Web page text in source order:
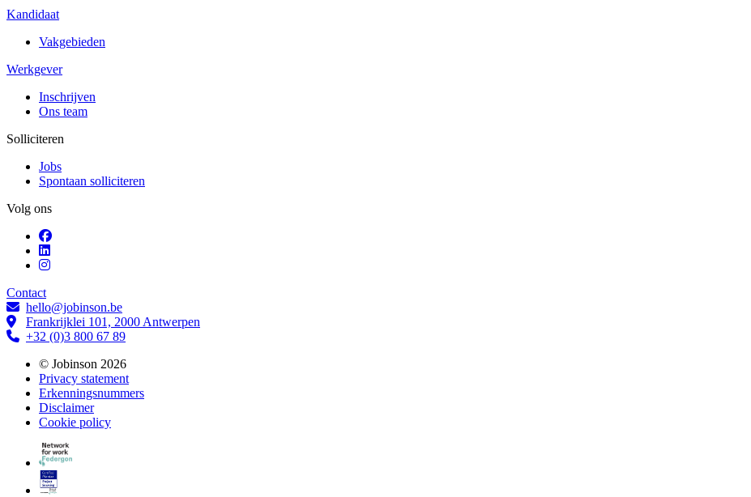
Kandidaat
Vakgebieden
Werkgever
Inschrijven
Ons team
Solliciteren
Jobs
Spontaan solliciteren
Volg ons
Contact
hello@jobinson.be
Frankrijklei 101, 2000 Antwerpen
+32 (0)3 800 67 89
© Jobinson 2026
Privacy statement
Erkenningsnummers
Disclaimer
Cookie policy